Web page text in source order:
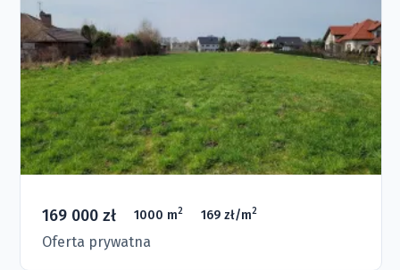
169 000 zł 1000 m2 169 zł/m2
Oferta prywatna